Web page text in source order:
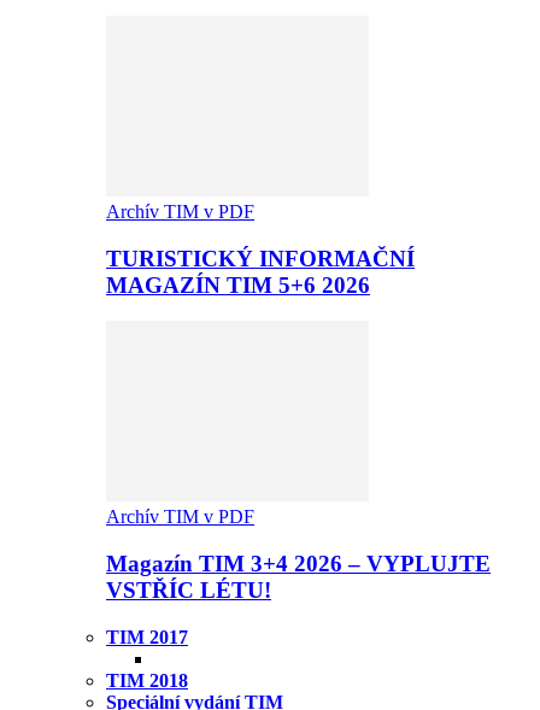
Archív TIM v PDF
TURISTICKÝ INFORMAČNÍ
MAGAZÍN TIM 5+6 2026
Archív TIM v PDF
Magazín TIM 3+4 2026 – VYPLUJTE
VSTŘÍC LÉTU!
TIM 2017
TIM 2018
Speciální vydání TIM